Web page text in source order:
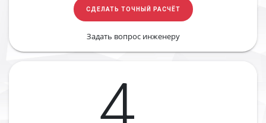
СДЕЛАТЬ ТОЧНЫЙ РАСЧЁТ
Задать вопрос инженеру